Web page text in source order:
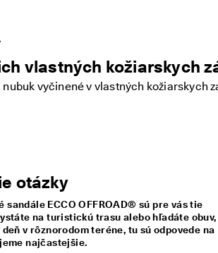
vlastných kožiarskych
nubuk vyčinené v vlastných kožiarskych
otázky
sandále ECCO OFFROAD® sú pre vás tie
na turistickú trasu alebo hľadáte obuv,
v rôznorodom teréne, tu sú odpovede na
najčastejšie.